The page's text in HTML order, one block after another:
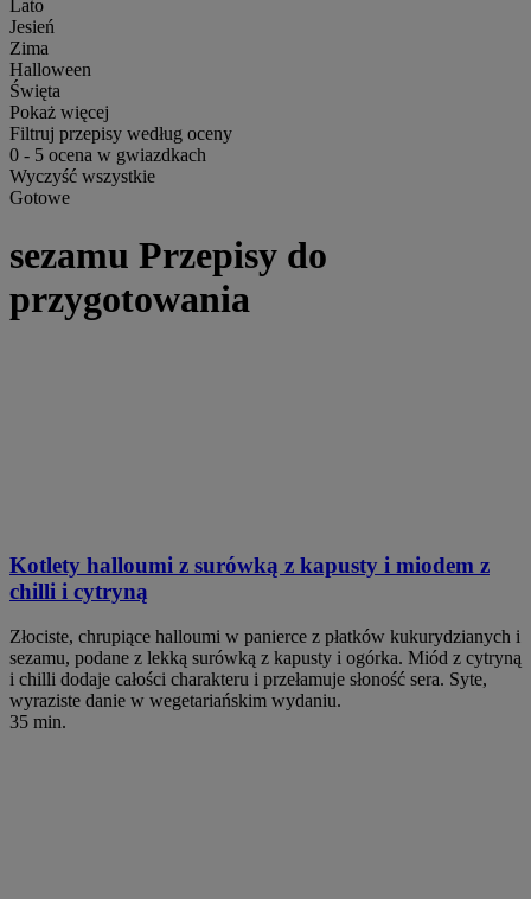
Lato
Jesień
Zima
Halloween
Święta
Pokaż więcej
Filtruj przepisy według oceny
0 - 5 ocena w gwiazdkach
Wyczyść wszystkie
Gotowe
sezamu Przepisy do
przygotowania
Kotlety halloumi z surówką z kapusty i miodem z
chilli i cytryną
Złociste, chrupiące halloumi w panierce z płatków kukurydzianych i
sezamu, podane z lekką surówką z kapusty i ogórka. Miód z cytryną
i chilli dodaje całości charakteru i przełamuje słoność sera. Syte,
wyraziste danie w wegetariańskim wydaniu.
35 min.